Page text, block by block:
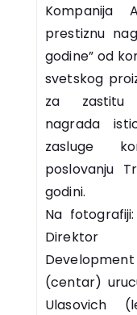
Kompanija
prestiznu
godine” od
svetskog
za zastitu
nagrada
zasluge
poslovanju
godini.
Na
Direktor
(centar)
Ulasovich